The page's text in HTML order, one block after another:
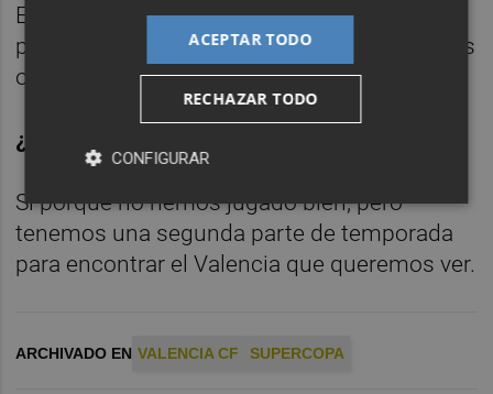
Es más fácil jugar con un delantero al lado,
pero también he jugado así en otros partidos
o en el Sevilla y Atlético.
¿El valencianismo puede estar enfadado?
Sí porque no hemos jugado bien, pero
tenemos una segunda parte de temporada
para encontrar el Valencia que queremos ver.
ARCHIVADO EN VALENCIA CF SUPERCOPA
ACEPTAR TODO
RECHAZAR TODO
CONFIGURAR